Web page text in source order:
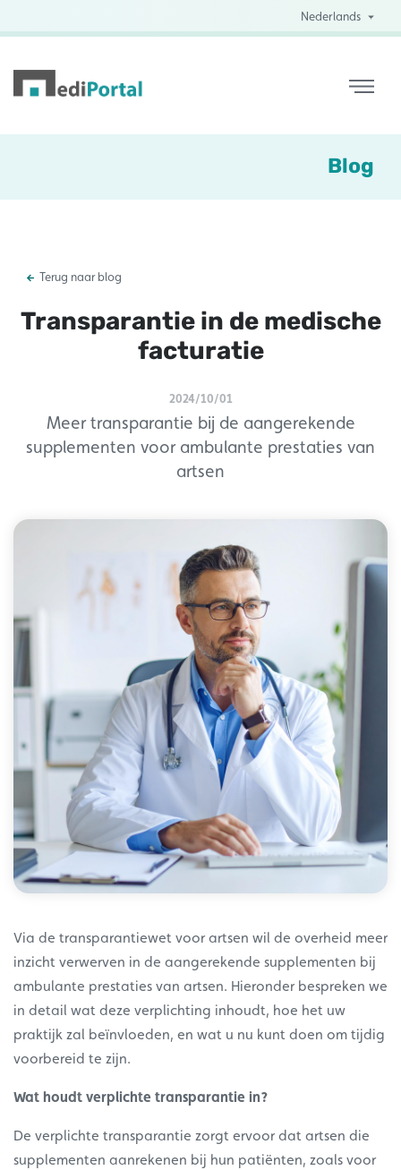
Nederlands
Blog
Terug naar blog
Transparantie in de medische
facturatie
2024/10/01
Meer transparantie bij de aangerekende
supplementen voor ambulante prestaties van
artsen
Via de transparantiewet voor artsen wil de overheid meer
inzicht verwerven in de aangerekende supplementen bij
ambulante prestaties van artsen. Hieronder bespreken we
in detail wat deze verplichting inhoudt, hoe het uw
praktijk zal beïnvloeden, en wat u nu kunt doen om tijdig
voorbereid te zijn.
Wat houdt verplichte transparantie in?
De verplichte transparantie zorgt ervoor dat artsen die
supplementen aanrekenen bij hun patiënten, zoals voor